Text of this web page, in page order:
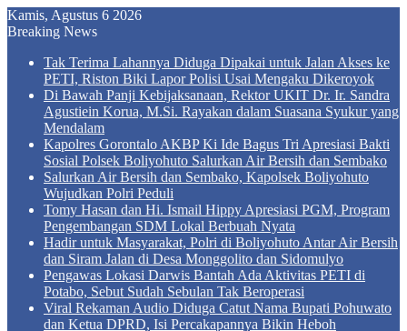
Kamis, Agustus 6 2026
Breaking News
Tak Terima Lahannya Diduga Dipakai untuk Jalan Akses ke
PETI, Riston Biki Lapor Polisi Usai Mengaku Dikeroyok
Di Bawah Panji Kebijaksanaan, Rektor UKIT Dr. Ir. Sandra
Agustiein Korua, M.Si. Rayakan dalam Suasana Syukur yang
Mendalam
Kapolres Gorontalo AKBP Ki Ide Bagus Tri Apresiasi Bakti
Sosial Polsek Boliyohuto Salurkan Air Bersih dan Sembako
Salurkan Air Bersih dan Sembako, Kapolsek Boliyohuto
Wujudkan Polri Peduli
Tomy Hasan dan Hi. Ismail Hippy Apresiasi PGM, Program
Pengembangan SDM Lokal Berbuah Nyata
Hadir untuk Masyarakat, Polri di Boliyohuto Antar Air Bersih
dan Siram Jalan di Desa Monggolito dan Sidomulyo
Pengawas Lokasi Darwis Bantah Ada Aktivitas PETI di
Potabo, Sebut Sudah Sebulan Tak Beroperasi
Viral Rekaman Audio Diduga Catut Nama Bupati Pohuwato
dan Ketua DPRD, Isi Percakapannya Bikin Heboh